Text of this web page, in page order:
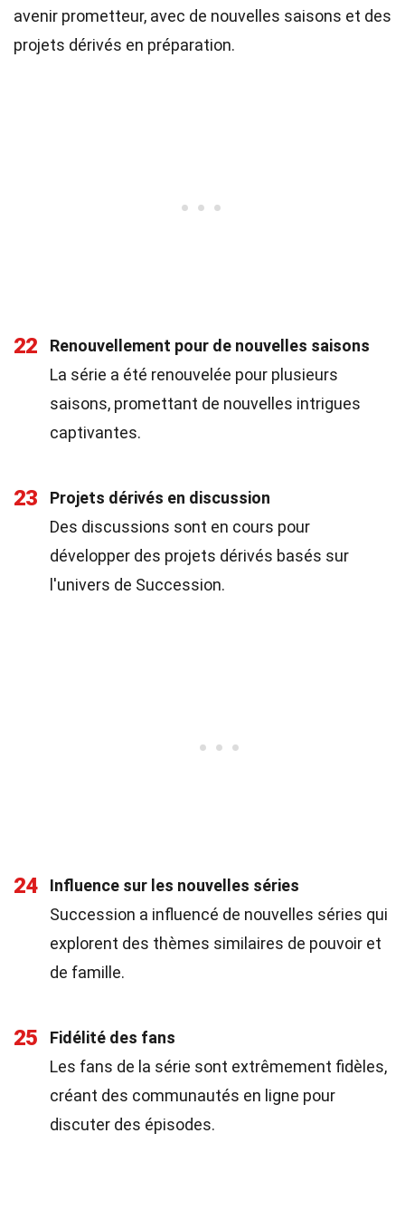
avenir prometteur, avec de nouvelles saisons et des
projets dérivés en préparation.
22
Renouvellement pour de nouvelles saisons
La série a été renouvelée pour plusieurs
saisons, promettant de nouvelles intrigues
captivantes.
23
Projets dérivés en discussion
Des discussions sont en cours pour
développer des projets dérivés basés sur
l'univers de Succession.
24
Influence sur les nouvelles séries
Succession a influencé de nouvelles séries qui
explorent des thèmes similaires de pouvoir et
de famille.
25
Fidélité des fans
Les fans de la série sont extrêmement fidèles,
créant des communautés en ligne pour
discuter des épisodes.